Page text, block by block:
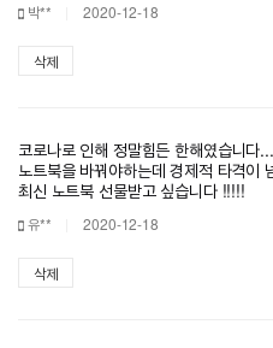
박** 2020-12-18
삭제
코로나로 인해 정말힘든 한해였습니다...
노트북을 바꿔야하는데 경제적 타격이
최신 노트북 선물받고 싶습니다 !!!!!
유** 2020-12-18
삭제